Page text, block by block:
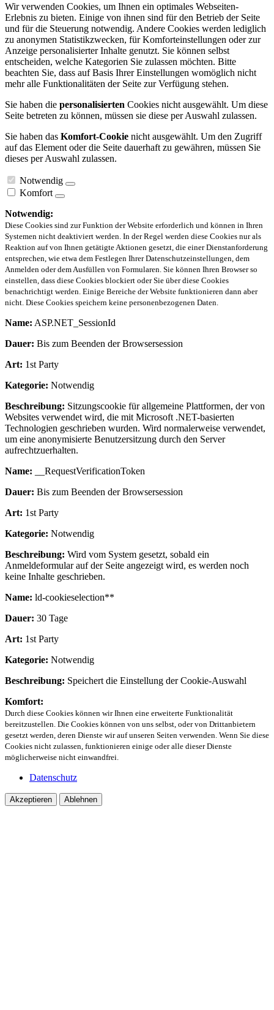
Wir verwenden Cookies, um Ihnen ein optimales Webseiten-
Erlebnis zu bieten. Einige von ihnen sind für den Betrieb der Seite
und für die Steuerung notwendig. Andere Cookies werden lediglich
zu anonymen Statistikzwecken, für Komforteinstellungen oder zur
Anzeige personalisierter Inhalte genutzt. Sie können selbst
entscheiden, welche Kategorien Sie zulassen möchten. Bitte
beachten Sie, dass auf Basis Ihrer Einstellungen womöglich nicht
mehr alle Funktionalitäten der Seite zur Verfügung stehen.
Sie haben die personalisierten Cookies nicht ausgewählt. Um diese
Seite betreten zu können, müssen sie diese per Auswahl zulassen.
Sie haben das Komfort-Cookie nicht ausgewählt. Um den Zugriff
auf das Element oder die Seite dauerhaft zu gewähren, müssen Sie
dieses per Auswahl zulassen.
Notwendig
Komfort
Notwendig:
Diese Cookies sind zur Funktion der Website erforderlich und können in Ihren
Systemen nicht deaktiviert werden. In der Regel werden diese Cookies nur als
Reaktion auf von Ihnen getätigte Aktionen gesetzt, die einer Dienstanforderung
entsprechen, wie etwa dem Festlegen Ihrer Datenschutzeinstellungen, dem
Anmelden oder dem Ausfüllen von Formularen. Sie können Ihren Browser so
einstellen, dass diese Cookies blockiert oder Sie über diese Cookies
benachrichtigt werden. Einige Bereiche der Website funktionieren dann aber
nicht. Diese Cookies speichern keine personenbezogenen Daten.
Name: ASP.NET_SessionId
Dauer: Bis zum Beenden der Browsersession
Art: 1st Party
Kategorie: Notwendig
Beschreibung: Sitzungscookie für allgemeine Plattformen, der von
Websites verwendet wird, die mit Microsoft .NET-basierten
Technologien geschrieben wurden. Wird normalerweise verwendet,
um eine anonymisierte Benutzersitzung durch den Server
aufrechtzuerhalten.
Name: __RequestVerificationToken
Dauer: Bis zum Beenden der Browsersession
Art: 1st Party
Kategorie: Notwendig
Beschreibung: Wird vom System gesetzt, sobald ein
Anmeldeformular auf der Seite angezeigt wird, es werden noch
keine Inhalte geschrieben.
Name: ld-cookieselection**
Dauer: 30 Tage
Art: 1st Party
Kategorie: Notwendig
Beschreibung: Speichert die Einstellung der Cookie-Auswahl
Komfort:
Durch diese Cookies können wir Ihnen eine erweiterte Funktionalität
bereitzustellen. Die Cookies können von uns selbst, oder von Drittanbietern
gesetzt werden, deren Dienste wir auf unseren Seiten verwenden. Wenn Sie diese
Cookies nicht zulassen, funktionieren einige oder alle dieser Dienste
möglicherweise nicht einwandfrei.
Datenschutz
Akzeptieren Ablehnen